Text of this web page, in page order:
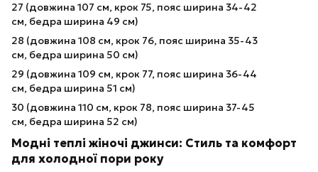
27 (довжина 107 см, крок 75, пояс ширина 34-42
см, бедра ширина 49 см)
28 (довжина 108 см, крок 76, пояс ширина 35-43
см, бедра ширина 50 см)
29 (довжина 109 см, крок 77, пояс ширина 36-44
см, бедра ширина 51 см)
30 (довжина 110 см, крок 78, пояс ширина 37-45
см, бедра ширина 52 см)
Модні теплі жіночі джинси: Стиль та комфорт
для холодної пори року